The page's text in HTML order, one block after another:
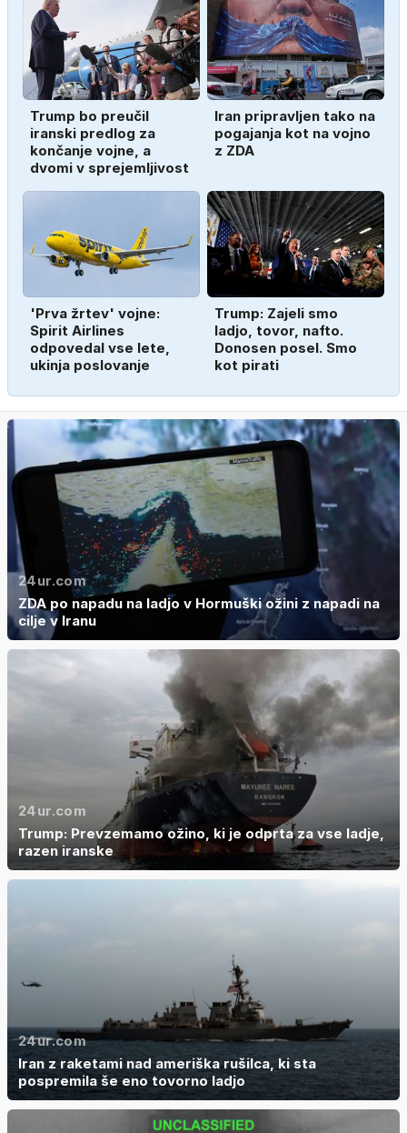
Trump bo preučil
iranski predlog za
končanje vojne, a
dvomi v sprejemljivost
Iran pripravljen tako na
pogajanja kot na vojno
z ZDA
'Prva žrtev' vojne:
Spirit Airlines
odpovedal vse lete,
ukinja poslovanje
Trump: Zajeli smo
ladjo, tovor, nafto.
Donosen posel. Smo
kot pirati
24ur.com
ZDA po napadu na ladjo v Hormuški ožini z napadi na
cilje v Iranu
24ur.com
Trump: Prevzemamo ožino, ki je odprta za vse ladje,
razen iranske
24ur.com
Iran z raketami nad ameriška rušilca, ki sta
pospremila še eno tovorno ladjo